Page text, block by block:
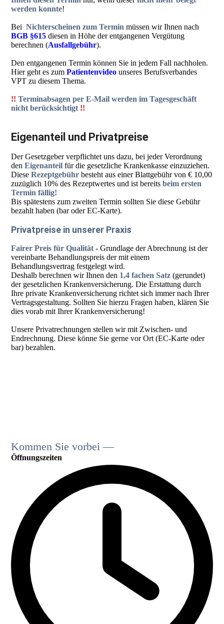
werden konnte!
BeiNichterscheinen zum Termin müssen wir Ihnen nach
BGB §615 diesen in Höhe der entgangenen Vergütung
berechnen (Ausfallgebühr).
Den entgangenen Termin können Sie in jedem Fall nachholen.
Hier geht es zumPatientenvideo unseres Berufsverbandes
VPT zu diesem Thema.
!! Terminabsagen per E-Mail werden im Tagesgeschäft
nicht berücksichtigt !!
Eigenanteil und Privatpreise
Der Gesetzgeber verpflichtet uns dazu, bei jeder Verordnung
denEigenanteil für die gesetzliche Krankenkasse einzuziehen.
DieseRezeptgebühr besteht aus einer Blattgebühr von € 10,00
zuzüglich 10% des Rezeptwertes und ist bereits beim ersten
Termin fällig!
Bis spätestens zum zweiten Termin sollten Sie diese Gebühr
bezahlt haben (bar oder EC-Karte).
Privatpreise in unserer Praxis
Fairer Preis für Qualität - Grundlage der Abrechnung ist der
vereinbarte Behandlungspreis der mit einem
Behandlungsvertrag festgelegt wird.
Deshalb berechnen wir Ihnen den 1,4 fachen Satz (gerundet)
der gesetzlichen Krankenversicherung. Die Erstattung durch
Ihre private Krankenversicherung richtet sich immer nach Ihrer
Vertragsgestaltung. Sollten Sie hierzu Fragen haben, klären Sie
dies vorab mit Ihrer Krankenversicherung!
Unsere Privatrechnungen stellen wir mit Zwischen- und
Endrechnung. Diese könne Sie gerne vor Ort (EC-Karte oder
bar) bezahlen.
Kommen Sie vorbei —
Öffnungs­zeiten